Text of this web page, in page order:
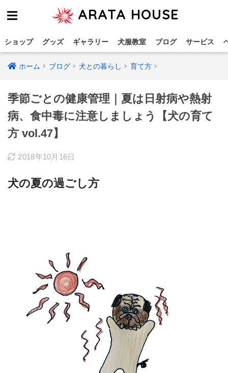
ARATA HOUSE
ショップ グッズ ギャラリー 犬服教室 ブログ サービス
ホーム ブログ 犬との暮らし 育て方
季節ごとの健康管理｜夏は日射病や熱射
病、食中毒に注意しましょう【犬の育て
方 vol.47】
2018年10月16日
犬の夏の過ごし方